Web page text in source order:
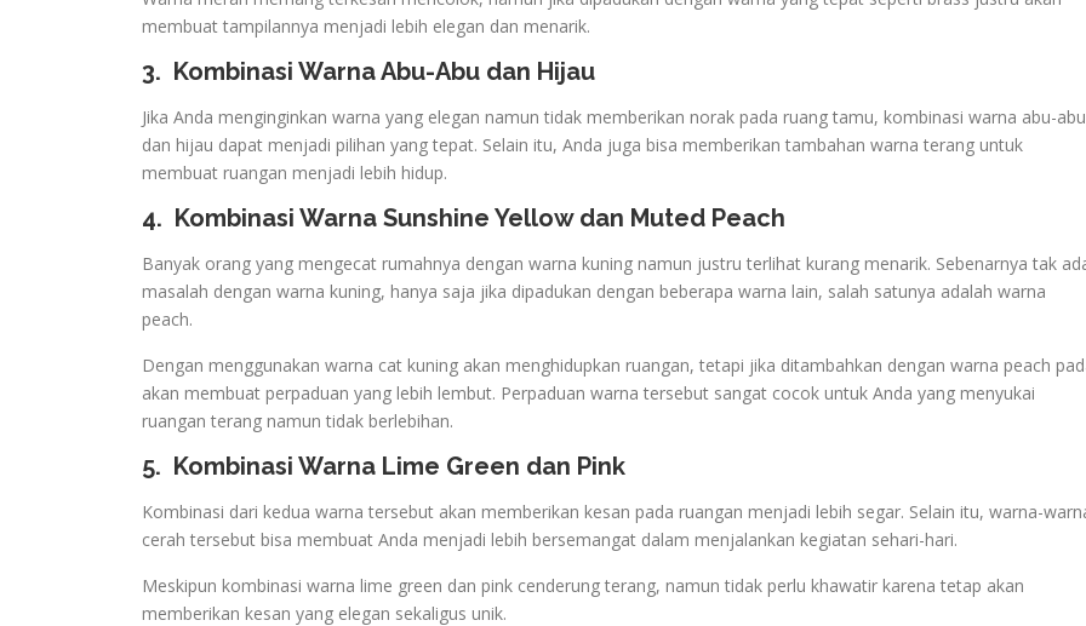
membuat tampilannya menjadi lebih elegan dan menarik.
3. Kombinasi Warna Abu-Abu dan Hijau
Jika Anda menginginkan warna yang elegan namun tidak memberikan norak pada ruang tamu, kombinasi warna abu-abu
dan hijau dapat menjadi pilihan yang tepat. Selain itu, Anda juga bisa memberikan tambahan warna terang untuk
membuat ruangan menjadi lebih hidup.
4. Kombinasi Warna Sunshine Yellow dan Muted Peach
Banyak orang yang mengecat rumahnya dengan warna kuning namun justru terlihat kurang menarik. Sebenarnya tak
masalah dengan warna kuning, hanya saja jika dipadukan dengan beberapa warna lain, salah satunya adalah warna
peach.
Dengan menggunakan warna cat kuning akan menghidupkan ruangan, tetapi jika ditambahkan dengan warna peach
akan membuat perpaduan yang lebih lembut. Perpaduan warna tersebut sangat cocok untuk Anda yang menyukai
ruangan terang namun tidak berlebihan.
5. Kombinasi Warna Lime Green dan Pink
Kombinasi dari kedua warna tersebut akan memberikan kesan pada ruangan menjadi lebih segar. Selain itu, warna-
cerah tersebut bisa membuat Anda menjadi lebih bersemangat dalam menjalankan kegiatan sehari-hari.
Meskipun kombinasi warna lime green dan pink cenderung terang, namun tidak perlu khawatir karena tetap akan
memberikan kesan yang elegan sekaligus unik.